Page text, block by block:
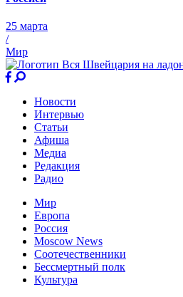
25 марта
/
Мир
Новости
Интервью
Статьи
Афиша
Медиа
Редакция
Радио
Мир
Европа
Россия
Moscow News
Соотечественники
Бессмертный полк
Культура